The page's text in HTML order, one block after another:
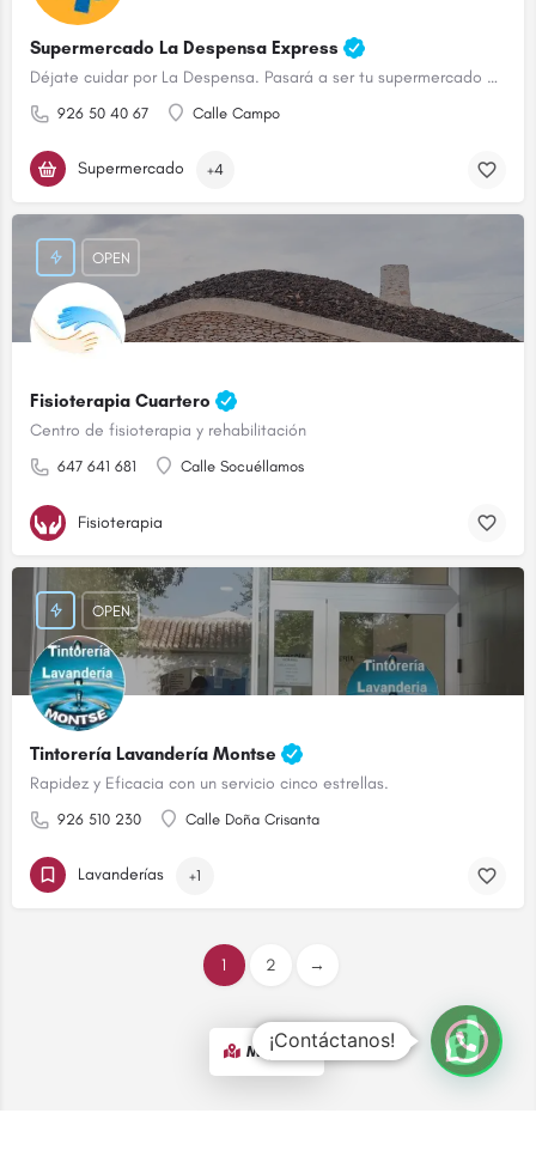
Supermercado La Despensa Express
Déjate cuidar por La Despensa. Pasará a ser tu supermercado de confianza.
926 50 40 67 Calle Campo
Supermercado +4
Fisioterapia Cuartero
Centro de fisioterapia y rehabilitación
647 641 681 Calle Socuéllamos
OPEN
Fisioterapia
Tintorería Lavandería Montse
Rapidez y Eficacia con un servicio cinco estrellas.
926 510 230 Calle Doña Crisanta
OPEN
Lavanderías +1
1 2 →
Map view
¡Contáctanos!